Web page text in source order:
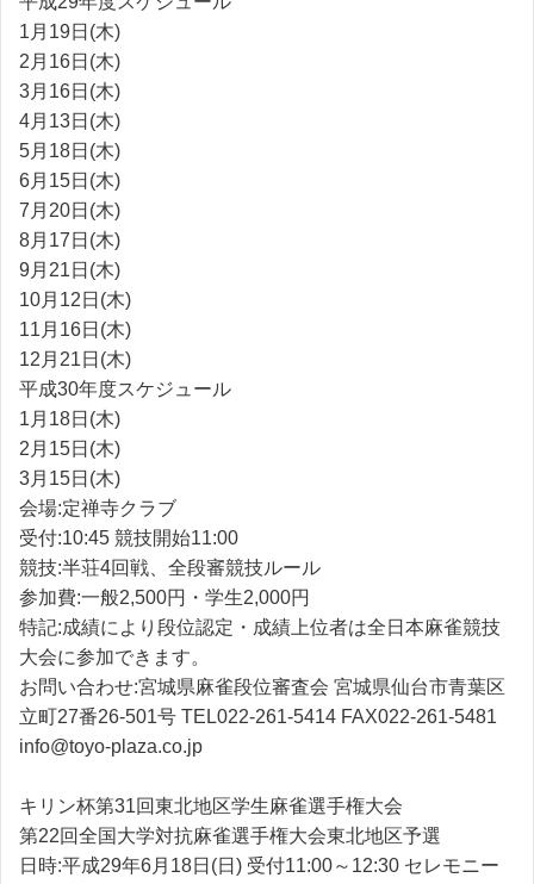
1月19日(木)
2月16日(木)
3月16日(木)
4月13日(木)
5月18日(木)
6月15日(木)
7月20日(木)
8月17日(木)
9月21日(木)
10月12日(木)
11月16日(木)
12月21日(木)
平成30年度スケジュール
1月18日(木)
2月15日(木)
3月15日(木)
会場:定禅寺クラブ
受付:10:45 競技開始11:00
競技:半荘4回戦、全段審競技ルール
参加費:一般2,500円・学生2,000円
特記:成績により段位認定・成績上位者は全日本麻雀競技
大会に参加できます。
お問い合わせ:宮城県麻雀段位審査会 宮城県仙台市青葉区
立町27番26-501号 TEL022-261-5414 FAX022-261-5481
info@toyo-plaza.co.jp
キリン杯第31回東北地区学生麻雀選手権大会
第22回全国大学対抗麻雀選手権大会東北地区予選
日時:平成29年6月18日(日) 受付11:00～12:30 セレモニー